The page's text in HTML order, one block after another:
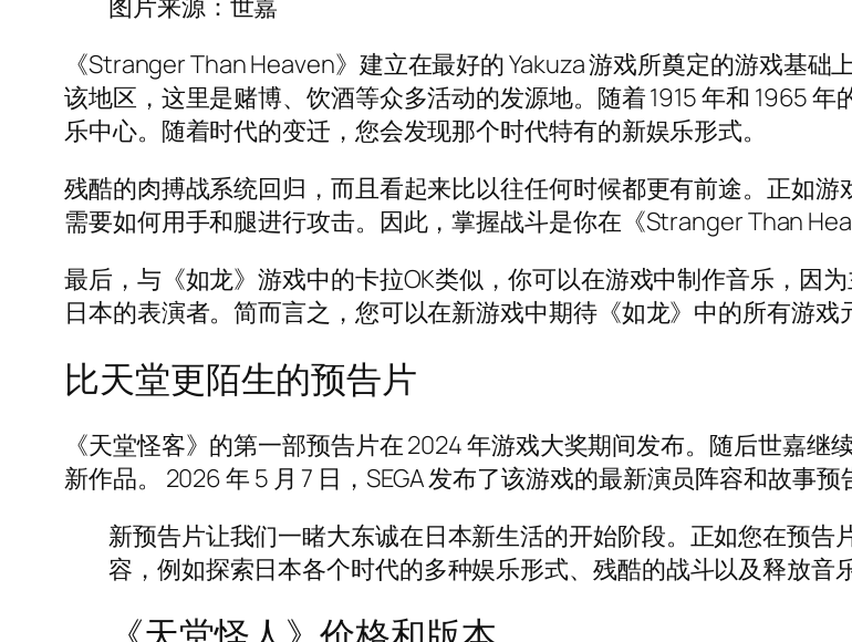
图片来源：世嘉
《Stranger Than Heaven》建立在最好的 Yakuza 游戏所奠定的游戏基
该地区，这里是赌博、饮酒等众多活动的发源地。随着 1915 年和 1965
乐中心。随着时代的变迁，您会发现那个时代特有的新娱乐形式。
残酷的肉搏战系统回归，而且看起来比以往任何时候都更有前途。正如
需要如何用手和腿进行攻击。因此，掌握战斗是你在《Stranger Than
最后，与《如龙》游戏中的卡拉OK类似，你可以在游戏中制作音乐，因
日本的表演者。简而言之，您可以在新游戏中期待《如龙》中的所有游戏
比天堂更陌生的预告片
《天堂怪客》的第一部预告片在 2024 年游戏大奖期间发布。随后世嘉
新作品。 2026 年 5 月 7 日，SEGA 发布了该游戏的最新演员阵容和故事
新预告片让我们一睹大东诚在日本新生活的开始阶段。正如您在预
容，例如探索日本各个时代的多种娱乐形式、残酷的战斗以及释放音